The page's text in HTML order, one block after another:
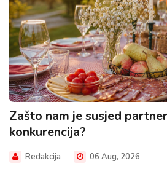
Zašto nam je susjed
konkurencija?
Redakcija 06 Aug, 2026